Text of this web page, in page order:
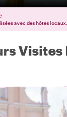
avec des hôtes locaux.
Visites